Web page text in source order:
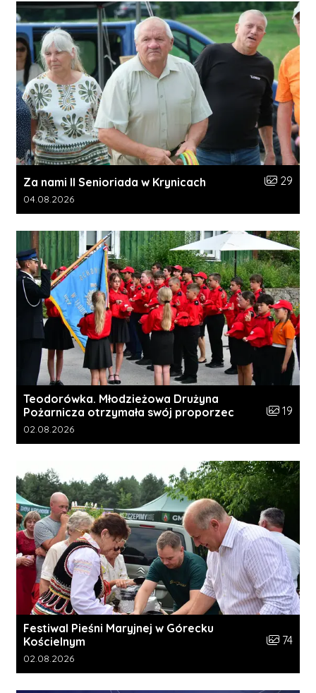
Za nami II Senioriada w Krynicach Liczba
29
Data dodania galerii:
04.08.2026
Teodorówka. Młodzieżowa Drużyna
Pożarnicza otrzymała swój proporzec
Liczba
19
Data dodania galerii:
02.08.2026
Festiwal Pieśni Maryjnej w Górecku
Kościelnym
Liczba
74
Data dodania galerii:
02.08.2026